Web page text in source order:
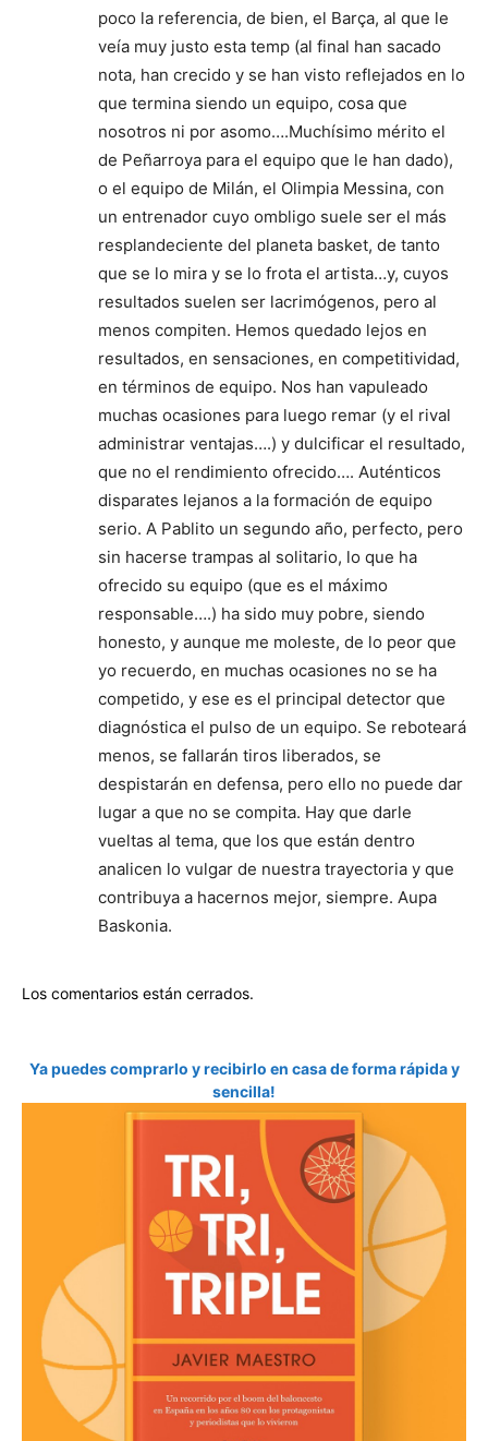
poco la referencia, de bien, el Barça, al que le
veía muy justo esta temp (al final han sacado
nota, han crecido y se han visto reflejados en lo
que termina siendo un equipo, cosa que
nosotros ni por asomo….Muchísimo mérito el
de Peñarroya para el equipo que le han dado),
o el equipo de Milán, el Olimpia Messina, con
un entrenador cuyo ombligo suele ser el más
resplandeciente del planeta basket, de tanto
que se lo mira y se lo frota el artista…y, cuyos
resultados suelen ser lacrimógenos, pero al
menos compiten. Hemos quedado lejos en
resultados, en sensaciones, en competitividad,
en términos de equipo. Nos han vapuleado
muchas ocasiones para luego remar (y el rival
administrar ventajas….) y dulcificar el resultado,
que no el rendimiento ofrecido…. Auténticos
disparates lejanos a la formación de equipo
serio. A Pablito un segundo año, perfecto, pero
sin hacerse trampas al solitario, lo que ha
ofrecido su equipo (que es el máximo
responsable….) ha sido muy pobre, siendo
honesto, y aunque me moleste, de lo peor que
yo recuerdo, en muchas ocasiones no se ha
competido, y ese es el principal detector que
diagnóstica el pulso de un equipo. Se reboteará
menos, se fallarán tiros liberados, se
despistarán en defensa, pero ello no puede dar
lugar a que no se compita. Hay que darle
vueltas al tema, que los que están dentro
analicen lo vulgar de nuestra trayectoria y que
contribuya a hacernos mejor, siempre. Aupa
Baskonia.
Los comentarios están cerrados.
Ya puedes comprarlo y recibirlo en casa de forma rápida y
sencilla!